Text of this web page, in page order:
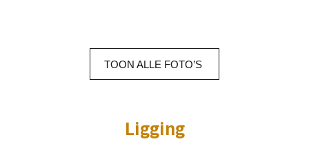
TOON ALLE FOTO’S
Ligging